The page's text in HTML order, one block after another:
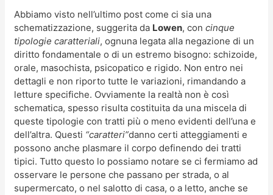
Abbiamo visto nell’ultimo post come ci sia una
schematizzazione, suggerita da Lowen, concinque
tipologie caratteriali, ognuna legata alla negazione di un
diritto fondamentale o di un estremo bisogno: schizoide,
orale, masochista, psicopatico e rigido. Non entro nei
dettagli e non riporto tutte le variazioni, rimandando a
letture specifiche. Ovviamente la realtà non è così
schematica, spesso risulta costituita da una miscela di
queste tipologie con tratti più o meno evidenti dell’una e
dell’altra. Questi “caratteri”danno certi atteggiamenti e
possono anche plasmare il corpo definendo dei tratti
tipici. Tutto questo lo possiamo notare se ci fermiamo ad
osservare le persone che passano per strada, o al
supermercato, o nel salotto di casa, o a letto, anche se